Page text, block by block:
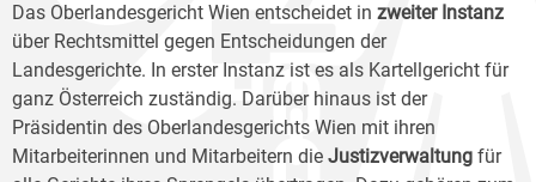
Das Oberlandesgericht Wien entscheidet in zweiter Instanz
über Rechtsmittel gegen Entscheidungen der
Landesgerichte. In erster Instanz ist es als Kartellgericht für
ganz Österreich zuständig. Darüber hinaus ist der
Präsidentin des Oberlandesgerichts Wien mit ihren
Mitarbeiterinnen und Mitarbeitern die Justizverwaltung für